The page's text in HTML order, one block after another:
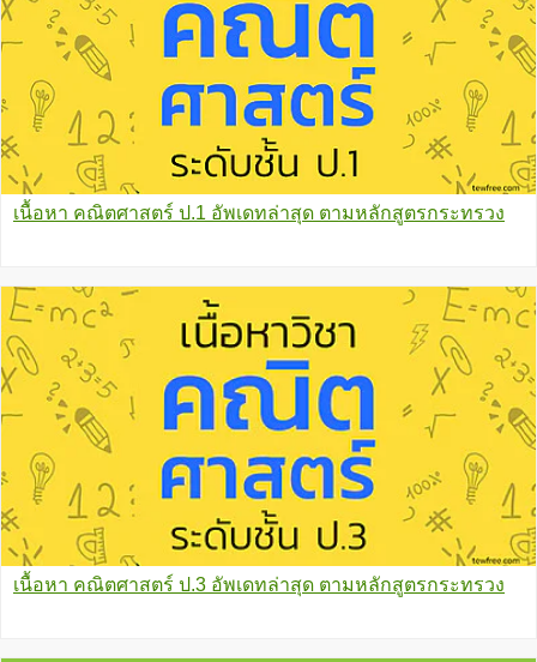
เนื้อหา คณิตศาสตร์ ป.1 อัพเดทล่าสุด ตามหลักสูตรกระทรวง
เนื้อหา คณิตศาสตร์ ป.3 อัพเดทล่าสุด ตามหลักสูตรกระทรวง